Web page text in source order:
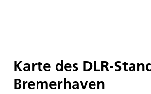
Karte des DLR-
Bremerhaven